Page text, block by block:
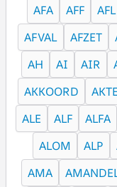
AFA
AFF AFL
AFVAL
AFZET
AH
AI AIR
AKKOORD
AKTE
ALE
ALF ALFA
ALOM
ALP
AMA